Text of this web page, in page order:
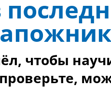
чтобы